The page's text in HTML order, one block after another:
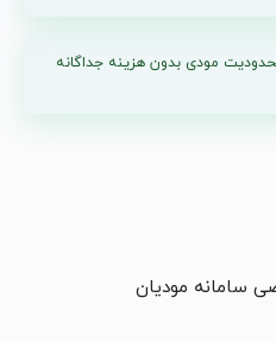
مودی بدون هزینه جداگانه
سامانه مودیان